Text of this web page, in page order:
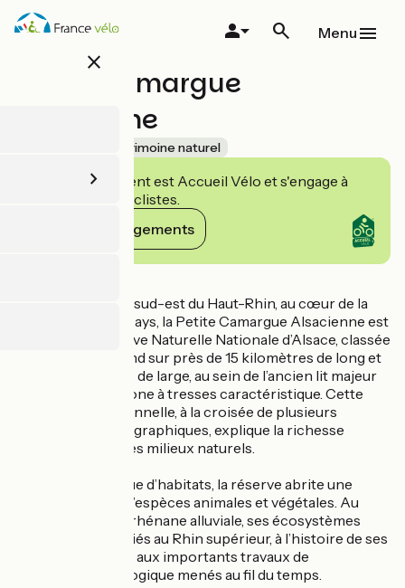
Aller
au
close
Menu
Petite Camargue
Alsacienne
Patrimoine naturel
Cet établissement est Accueil Vélo et s'engage à
accueillir des cyclistes.
Voir ses engagements
Située à l’extrême sud-est du Haut-Rhin, au cœur de la
région des Trois Pays, la Petite Camargue Alsacienne est
la première Réserve Naturelle Nationale d’Alsace, classée
en 1982. Elle s’étend sur près de 15 kilomètres de long et
de 1 à 2 kilomètres de large, au sein de l’ancien lit majeur
du Rhin, dans sa zone à tresses caractéristique. Cette
situation exceptionnelle, à la croisée de plusieurs
influences biogéographiques, explique la richesse
remarquable de ses milieux naturels.
Véritable mosaïque d’habitats, la réserve abrite une
grande diversité d’espèces animales et végétales. Au
cœur de la plaine rhénane alluviale, ses écosystèmes
sont intimement liés au Rhin supérieur, à l’histoire de ses
aménagements et aux importants travaux de
restauration écologique menés au fil du temps.